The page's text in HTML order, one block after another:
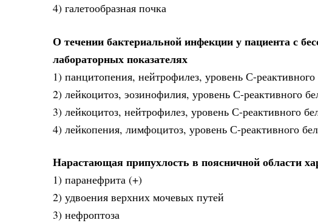
4) галетообразная почка
О течении бактериальной инфекции у пациента с
лабораторных показателях
1) панцитопения, нейтрофилез, уровень С-
2) лейкоцитоз, эозинофилия, уровень С-реактивного
3) лейкоцитоз, нейтрофилез, уровень С-реактивного
4) лейкопения, лимфоцитоз, уровень С-реактивного
Нарастающая припухлость в поясничной области
1) паранефрита (+)
2) удвоения верхних мочевых путей
3) нефроптоза